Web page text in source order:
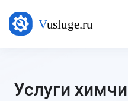
Услуги